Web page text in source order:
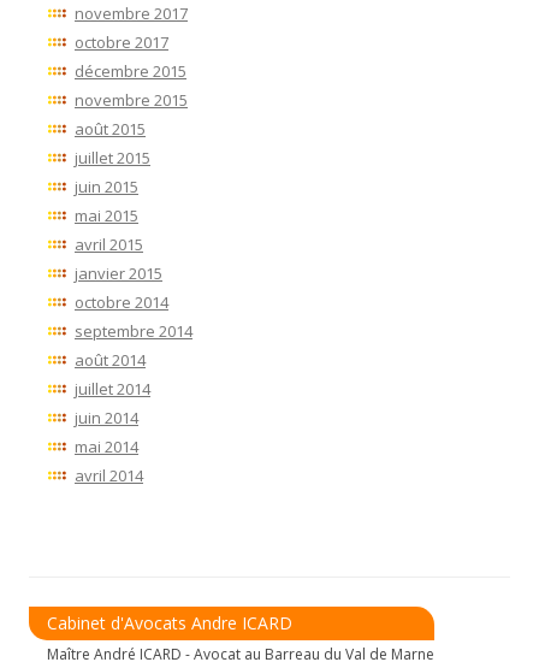
novembre 2017
octobre 2017
décembre 2015
novembre 2015
août 2015
juillet 2015
juin 2015
mai 2015
avril 2015
janvier 2015
octobre 2014
septembre 2014
août 2014
juillet 2014
juin 2014
mai 2014
avril 2014
Cabinet d'Avocats Andre ICARD
Maître André ICARD - Avocat au Barreau du Val de Marne